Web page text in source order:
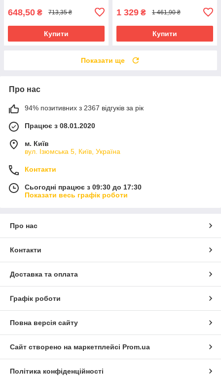
648,50 ₴ 713,35 ₴
Купити
1 329 ₴ 1 461,90 ₴
Купити
Показати ще
Про нас
94% позитивних з 2367 відгуків за рік
Працює з 08.01.2020
м. Київ
вул. Ізюмська 5, Київ, Україна
Контакти
Сьогодні працює з 09:30 до 17:30
Показати весь графік роботи
Про нас
Контакти
Доставка та оплата
Графік роботи
Повна версія сайту
Сайт створено на маркетплейсі Prom.ua
Політика конфіденційності